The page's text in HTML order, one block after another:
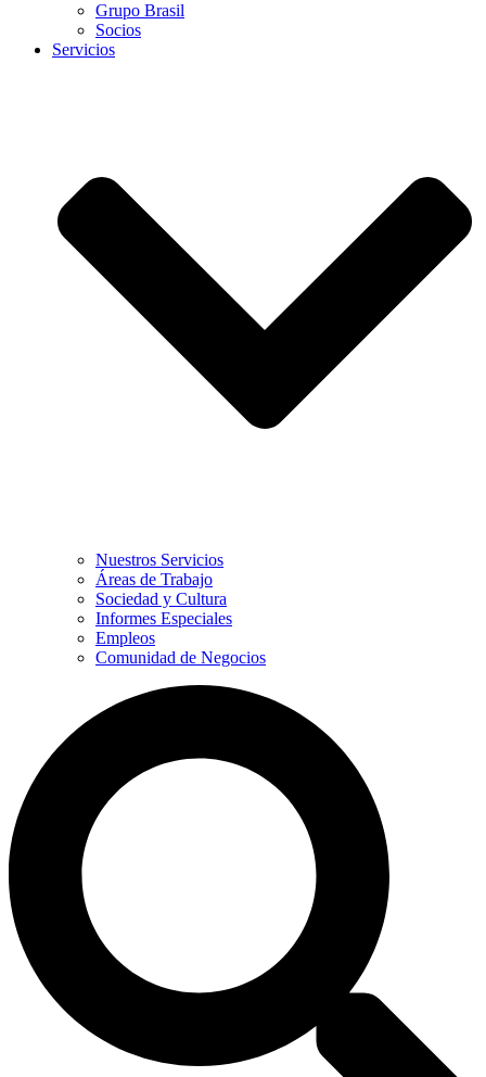
Grupo Brasil
Socios
Servicios
Nuestros Servicios
Áreas de Trabajo
Sociedad y Cultura
Informes Especiales
Empleos
Comunidad de Negocios